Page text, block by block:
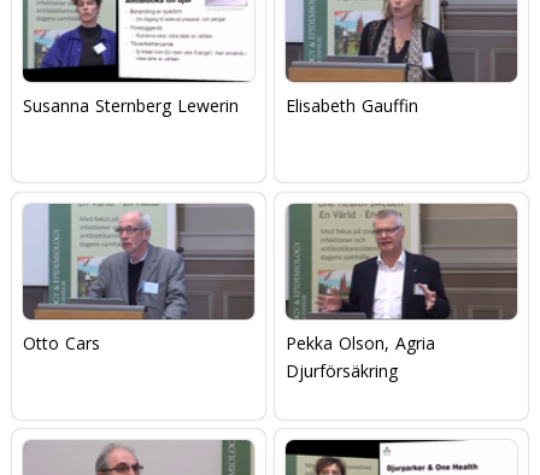
Susanna Sternberg Lewerin Elisabeth Gauffin
Otto Cars
Pekka Olson, Agria
Djurförsäkring